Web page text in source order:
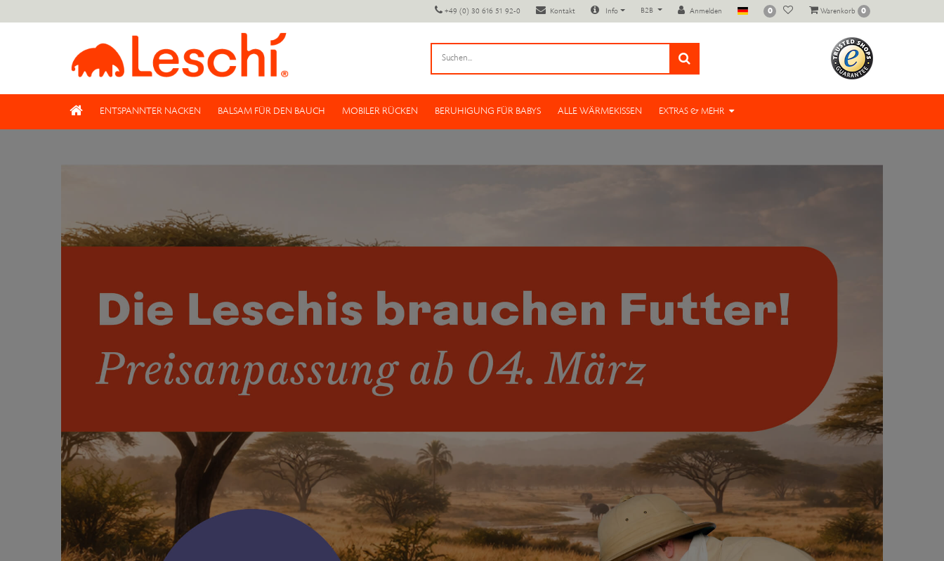
+49 (0) 30 616 51 92-0 Kontakt Info B2B Anmelden 0 Warenkorb 0
ENTSPANNTER NACKEN BALSAM FÜR DEN BAUCH MOBILER RÜCKEN BERUHIGUNG FÜR BABYS ALLE WÄRMEKISSEN EXTRAS & MEHR